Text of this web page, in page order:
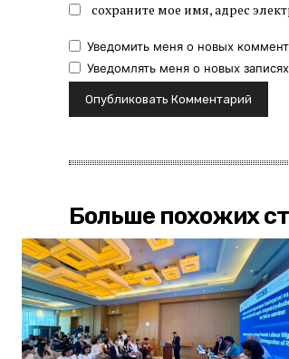
сохраните мое имя, адрес
Уведомить меня о новых
Уведомлять меня о новых
Больше похожих